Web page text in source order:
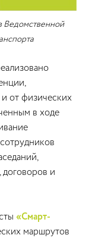
Ведомственной
и от физических
в ходе
и
«Смарт-
маршрутов